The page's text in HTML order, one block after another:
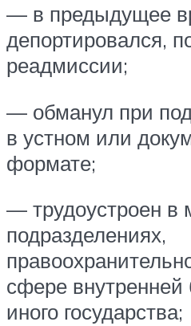
— в предыдущее
депортировался,
реадмиссии;
— обманул при
в устном или
формате;
— трудоустроен в
подразделениях,
сфере внутренней
иного государства;